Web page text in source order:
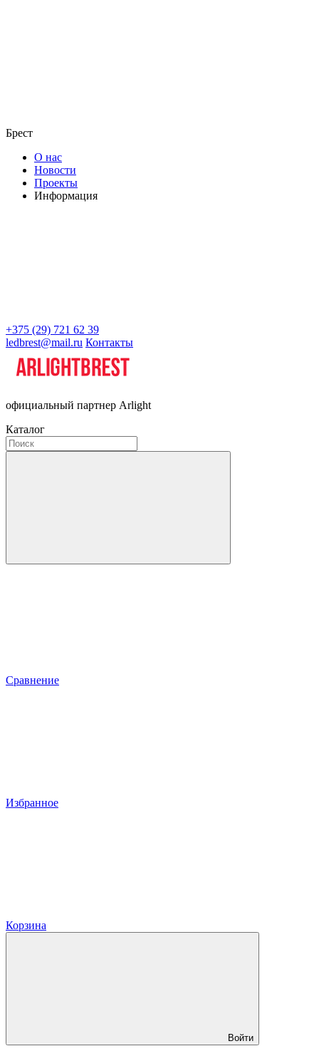
Брест
О нас
Новости
Проекты
Информация
+375 (29) 721 62 39
ledbrest@mail.ru Контакты
официальный партнер Arlight
Каталог
Сравнение
Избранное
Корзина
Войти